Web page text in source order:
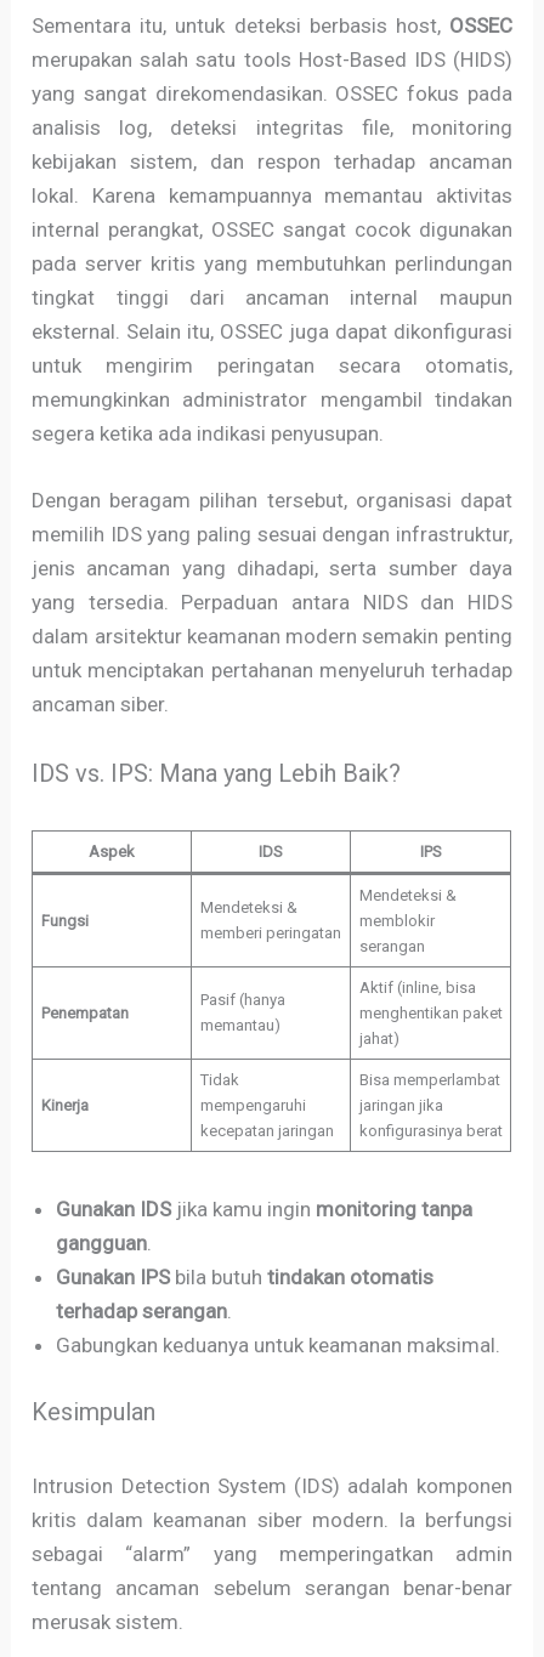
Sementara itu, untuk deteksi berbasis host, OSSEC
merupakan salah satu tools Host-Based IDS (HIDS)
yang sangat direkomendasikan. OSSEC fokus pada
analisis log, deteksi integritas file, monitoring
kebijakan sistem, dan respon terhadap ancaman
lokal. Karena kemampuannya memantau aktivitas
internal perangkat, OSSEC sangat cocok digunakan
pada server kritis yang membutuhkan perlindungan
tingkat tinggi dari ancaman internal maupun
eksternal. Selain itu, OSSEC juga dapat dikonfigurasi
untuk mengirim peringatan secara otomatis,
memungkinkan administrator mengambil tindakan
segera ketika ada indikasi penyusupan.
Dengan beragam pilihan tersebut, organisasi dapat
memilih IDS yang paling sesuai dengan infrastruktur,
jenis ancaman yang dihadapi, serta sumber daya
yang tersedia. Perpaduan antara NIDS dan HIDS
dalam arsitektur keamanan modern semakin penting
untuk menciptakan pertahanan menyeluruh terhadap
ancaman siber.
IDS vs. IPS: Mana yang Lebih Baik?
Aspek IDS IPS
Fungsi
Mendeteksi &
memberi peringatan
Mendeteksi &
memblokir
serangan
Penempatan
Pasif (hanya
memantau)
Aktif (inline, bisa
menghentikan paket
jahat)
Kinerja
Tidak
mempengaruhi
kecepatan jaringan
Bisa memperlambat
jaringan jika
konfigurasinya berat
Gunakan IDSjika kamu ingin monitoring tanpa
gangguan
Gunakan IPSbila butuhtindakan otomatis
terhadap serangan
Gabungkan keduanya untuk keamanan maksimal.
Kesimpulan
Intrusion Detection System (IDS) adalah komponen
kritis dalam keamanan siber modern. Ia berfungsi
sebagai “alarm” yang memperingatkan admin
tentang ancaman sebelum serangan benar-benar
merusak sistem.